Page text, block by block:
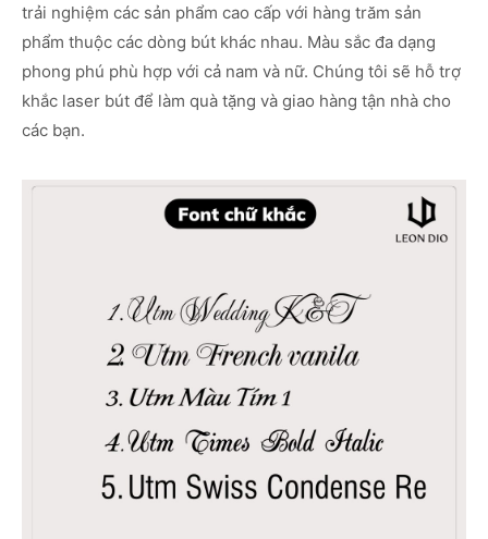
trải nghiệm các sản phẩm cao cấp với hàng trăm sản
phẩm thuộc các dòng bút khác nhau. Màu sắc đa dạng
phong phú phù hợp với cả nam và nữ. Chúng tôi sẽ hỗ trợ
khắc laser bút để làm quà tặng và giao hàng tận nhà cho
các bạn.